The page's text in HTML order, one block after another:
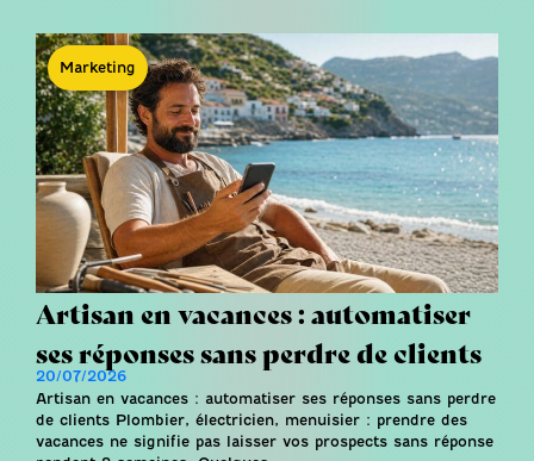
Marketing
Artisan en vacances : automatiser
ses réponses sans perdre de clients
20/07/2026
Artisan en vacances : automatiser ses réponses sans perdre
de clients Plombier, électricien, menuisier : prendre des
vacances ne signifie pas laisser vos prospects sans réponse